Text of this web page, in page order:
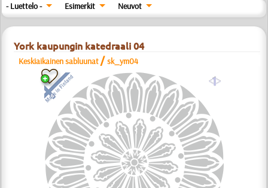
- Luettelo -
Esimerkit Neuvot
York kaupungin katedraali 04
Keskiaikainen sabluunat /sk_ym04
a